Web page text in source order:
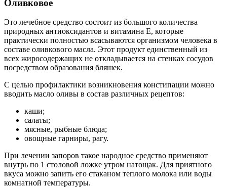
Оливковое
Это лечебное средство состоит из большого количества
природных антиоксидантов и витамина Е, которые
практически полностью всасываются организмом человека в
составе оливкового масла. Этот продукт единственный из
всех жиросодержащих не откладывается на стенках сосудов
посредством образования бляшек.
С целью профилактики возникновения констипации можно
вводить масло оливы в состав различных рецептов:
каши;
салаты;
мясные, рыбные блюда;
овощные гарниры, рагу.
При лечении запоров такое народное средство применяют
внутрь по 1 столовой ложке утром натощак. Для приятного
вкуса можно запить его стаканом теплого молока или воды
комнатной температуры.